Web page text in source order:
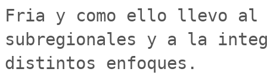
Fria y como ello llevo al
subregionales y a la
distintos enfoques.